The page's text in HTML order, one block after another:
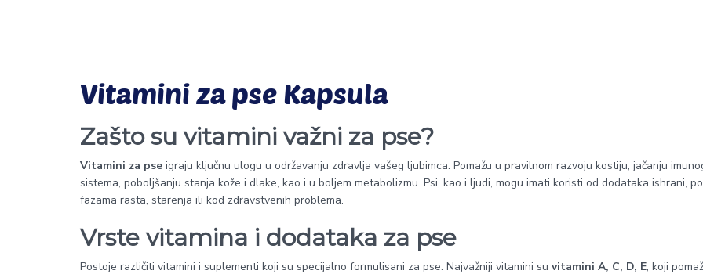
Vitamini za pse Kapsula
Zašto su vitamini važni za pse?
Vitamini za pse igraju ključnu ulogu u održavanju zdravlja vašeg ljubimca. Pomažu u pravilnom razvoju kostiju, jačanju
sistema, poboljšanju stanja kože i dlake, kao i u boljem metabolizmu. Psi, kao i ljudi, mogu imati koristi od dodataka ishrani,
fazama rasta, starenja ili kod zdravstvenih problema.
Vrste vitamina i dodataka za pse
Postoje različiti vitamini i suplementi koji su specijalno formulisani za pse. Najvažniji vitamini su vitamini A, C, D, E, koji